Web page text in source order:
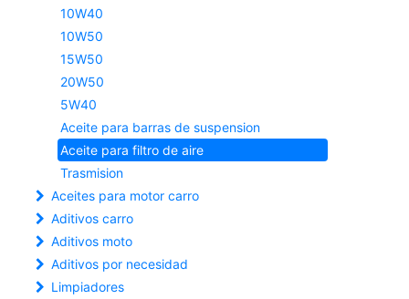
10W40
10W50
15W50
20W50
5W40
Aceite para barras de suspension
Aceite para filtro de aire
Trasmision
Aceites para motor carro
Aditivos carro
Aditivos moto
Aditivos por necesidad
Limpiadores